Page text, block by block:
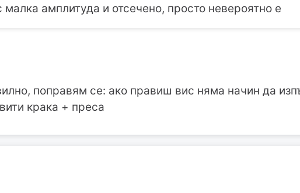
амплитуда и отсечено, просто невероятно е
поправям се: ако правиш вис няма начин да
крака + преса